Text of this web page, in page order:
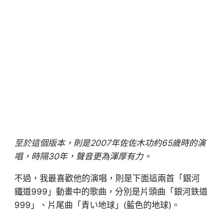
至於這個版本，則是2007年佐佐木功約65歲時的演
唱，時隔30年，聲音更為渾厚有力。
不過，我最喜歡他的演唱，則是下面這兩首「銀河
鐵道999」動畫中的歌曲，分別是片頭曲「銀河鉄道
999」、片尾曲「青い地球」(藍色的地球)。